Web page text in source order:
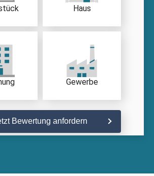
Haus
Gewerbe
Bewertung anfordern